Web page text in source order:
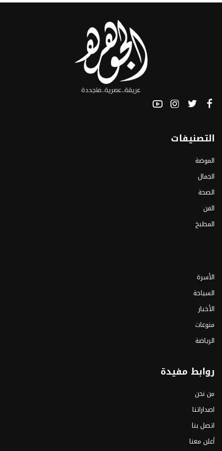
التصنيفات
الموضة
الجمال
الصحة
الفن
المطبخ
الأسرة
السياحة
الأخبار
منوعات
الرياضة
روابط مفيدة
من نحن
اصداراتنا
اتصل بنا
أعلن معنا